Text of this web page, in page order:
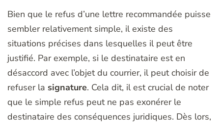
Bien que le refus d’une lettre recommandée puisse
sembler relativement simple, il existe des
situations précises dans lesquelles il peut être
justifié. Par exemple, si le destinataire est en
désaccord avec l’objet du courrier, il peut choisir de
refuser la signature. Cela dit, il est crucial de noter
que le simple refus peut ne pas exonérer le
destinataire des conséquences juridiques. Dès lors,